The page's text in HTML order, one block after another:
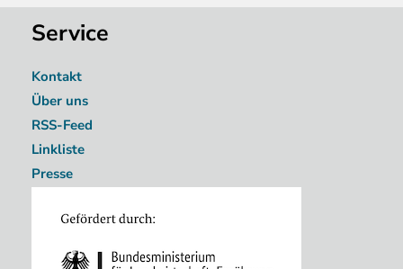
Service
Kontakt
Über uns
RSS-Feed
Linkliste
Presse